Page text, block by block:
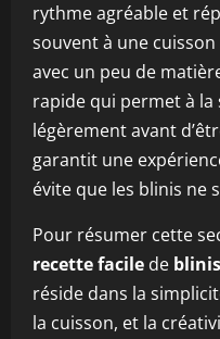
rythme agréable et
souvent à une
avec un peu de
rapide qui permet à
légèrement avant
garantit une
évite que les blinis ne
Pour résumer cette
recette facile de
réside dans la
la cuisson, et la